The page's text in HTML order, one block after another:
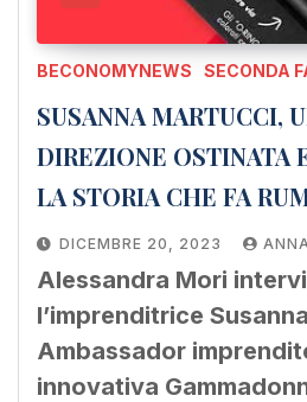
BECONOMYNEWS SECONDA
SUSANNA MARTUCCI,
DIREZIONE OSTINATA
LA STORIA CHE FA
DICEMBRE 20, 2023
Alessandra Mori
l’imprenditrice
Ambassador
innovativa